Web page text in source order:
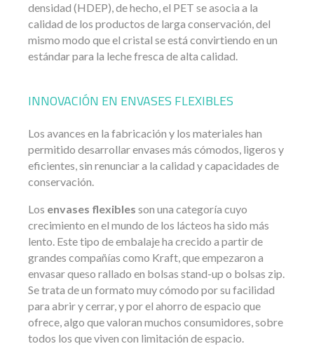
densidad (HDEP), de hecho, el PET se asocia a la
calidad de los productos de larga conservación, del
mismo modo que el cristal se está convirtiendo en un
estándar para la leche fresca de alta calidad.
INNOVACIÓN EN ENVASES FLEXIBLES
Los avances en la fabricación y los materiales han
permitido desarrollar envases más cómodos, ligeros y
eficientes, sin renunciar a la calidad y capacidades de
conservación.
Los envases flexibles son una categoría cuyo
crecimiento en el mundo de los lácteos ha sido más
lento. Este tipo de embalaje ha crecido a partir de
grandes compañías como Kraft, que empezaron a
envasar queso rallado en bolsas stand-up o bolsas zip.
Se trata de un formato muy cómodo por su facilidad
para abrir y cerrar, y por el ahorro de espacio que
ofrece, algo que valoran muchos consumidores, sobre
todos los que viven con limitación de espacio.